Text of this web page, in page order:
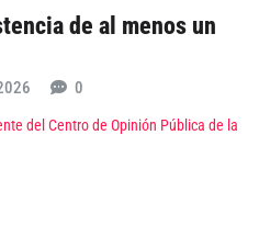
de al menos un
0
del Centro de Opinión Pública de la